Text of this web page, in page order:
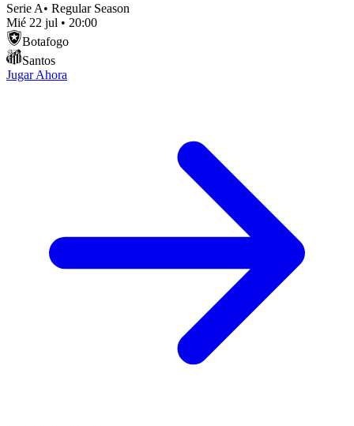
Serie A• Regular Season
Mié 22 jul • 20:00
Botafogo
Santos
Jugar Ahora